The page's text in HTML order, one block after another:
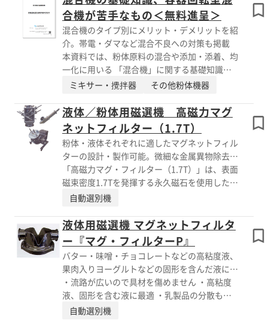
【液体用・粉体用 磁選機ラインナップ】 ■高
効率マグ・フィルター（1.0T～1.35T） ■高磁
力マグ・フィルター（1.7T） ■マグ・フィル
ターＭ ■マグ・フィルターＰ ■ポット式マ
グ・フィルター ■高温対応マグ・フィルター
■ボール・マグフィルター ■検査用マグネッ
ト ※詳しくはPDFをダウンロードいただくか、
お気軽にお問い合わせください。
合機が苦手なもの＜無料進呈＞
混合機のタイプ別にメリット・デメリットを紹
介。帯電・ダマなど混合不良への対策も掲載
本資料では、粉体原料の混合や添加・添着、均
一化に用いる 「混合機」に関する基礎知識を
まとめてご紹介しています。 混合機の種類や
物の特性別に、均一な混合を実現するためのポ
イントを解説。 「ダマができやすい」「混合
容器に張り付く」などの課題解決にも役立ちま
す。 【目次（抜粋）】 ■混合機(ミキサー)と
は？ ■混合機の種類 ■凝集性がある粉体の混
合 ■付着性の高い粉体の混合 ■静電気を帯び
やすい粉粒体の混合 ※本資料は＜PDFダウンロ
ード＞よりすぐにご覧いただけます。 当社
製品について詳しくは、総合カタログをご覧く
ださい。
ミキサー・攪拌器 その他粉体機器
液体／粉体用磁選機 高磁力マグ
ネットフィルター（1.7T）
粉体・液体それぞれに適したマグネットフィル
ターの設計・製作可能。微細な金属異物除去で
お困りの場合はお問い合わせください！
「高磁力マグ・フィルター（1.7T）」は、表面
磁束密度1.7Tを発揮する永久磁石を使用した液
体／粉体用磁力選別機です。 微細な金属粉の
ります。 液体、粉体それぞれに、ラインにあ
わせた設計、製作が可能です。 容器内で連続
的に流動させ、効率的に金属粉を除去するタン
ブラー型は、バッチ処理、品質管理、研究用途
に最適です。 従来の磁力選別機で微細な金属
異物除去にご不満のある場合はぜひご相談くだ
さい。 ※詳しくはお問い合わせ、またはカタ
ログをご覧ください。
自動選別機
液体用磁選機 マグネットフィルタ
ー『マグ・フィルターP』
バター・味噌・チョコレートなどの高粘度液、
果肉入りヨーグルトなどの固形を含んだ液に最
適の磁選機（マグネットフィルター）です。
・流路が広いので具材を傷めません ・高粘度
液、固形を含む液に最適 ・乳製品の分散も抑
制できます ・大きく分解できるので、洗浄が
自動選別機